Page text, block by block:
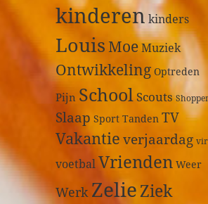
kinderen kinders
LouisMoeMuziek
Ontwikkeling Optreden
Pijn SchoolScouts
Slaap Sport Tanden TV
Vakantie verjaardag
voetbalVrienden Weer
Werk ZelieZiek